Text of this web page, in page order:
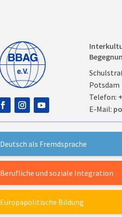
Potsdam
Telefon:
E-Mail:
Deutsch als Fremdsprache
Berufliche und soziale Integration
Europapolitische Bildung